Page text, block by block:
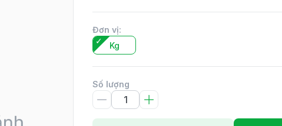
Đơn vị:
Kg
Số lượng